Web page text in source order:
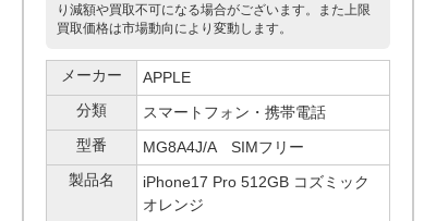
り減額や買取不可になる場合がございます。また上限
買取価格は市場動向により変動します。
メーカー
APPLE
分類
スマートフォン・携帯電話
型番
MG8A4J/A SIMフリー
製品名
iPhone17 Pro 512GB コズミック
オレンジ